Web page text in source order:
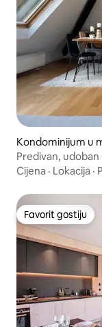
Kondominijum u
Predivan,
Cijena · Lokacija ·
Favorit gostiju
Favorit gostiju